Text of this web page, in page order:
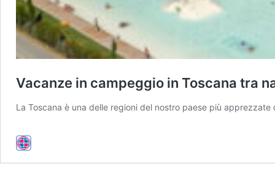
Vacanze in campeggio in Toscana tra
La Toscana è una delle regioni del nostro paese più